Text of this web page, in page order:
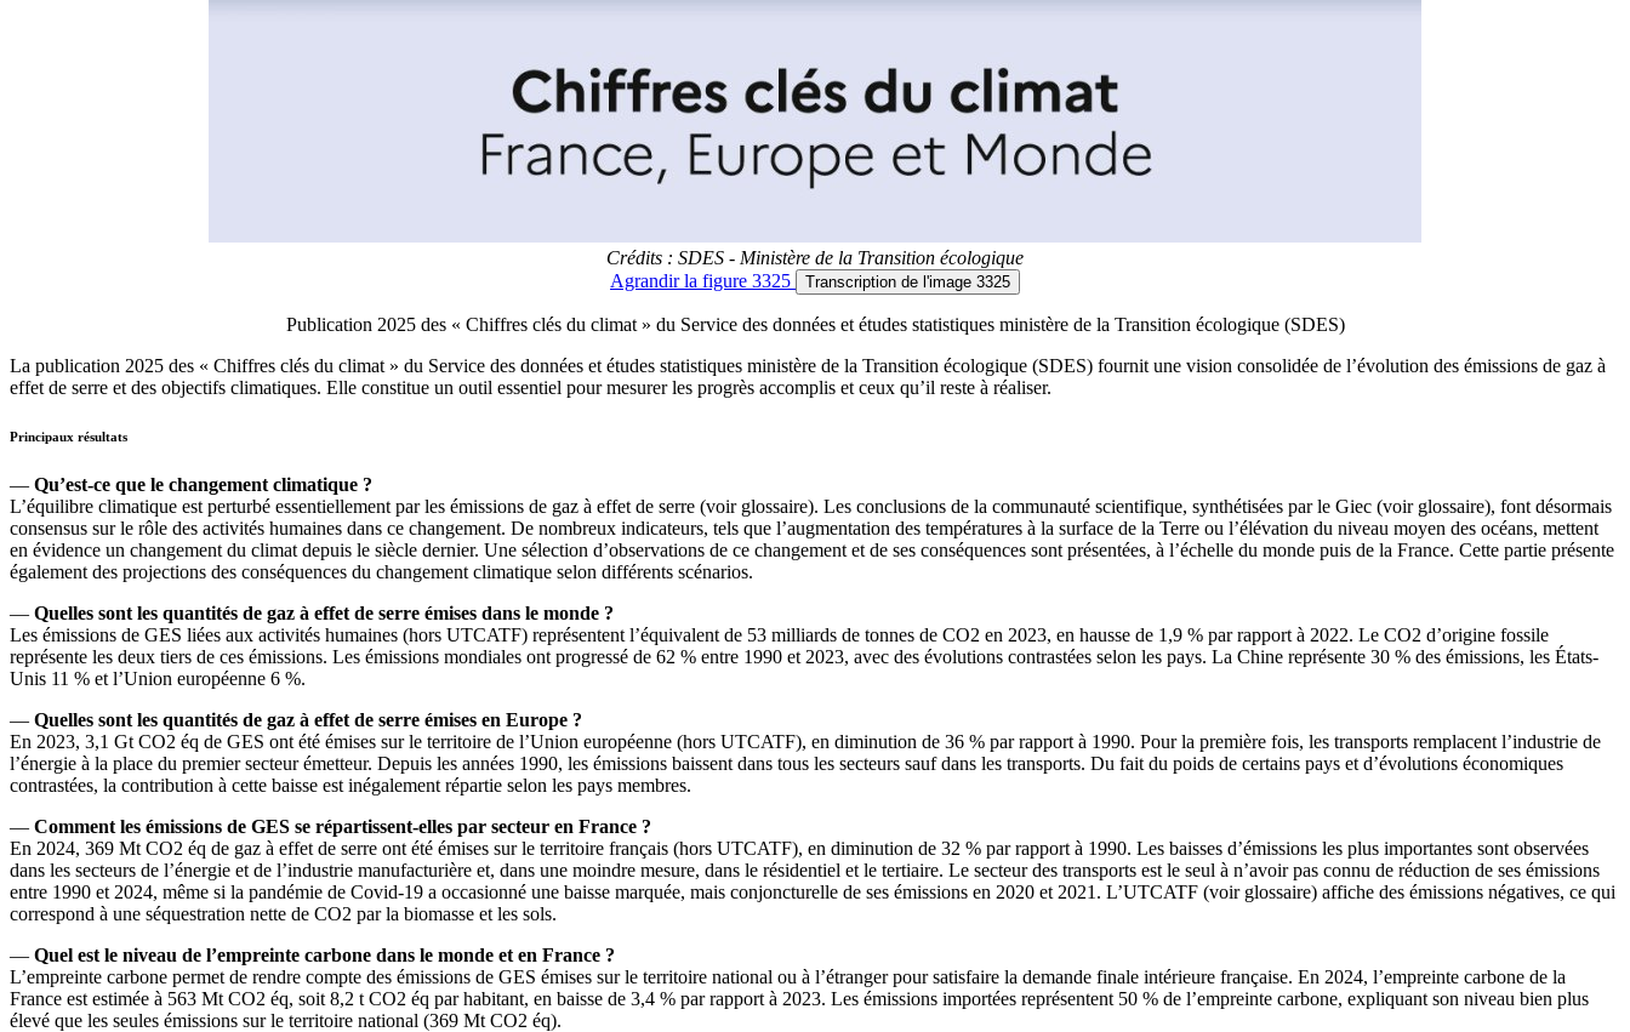
Crédits : SDES - Ministère de la Transition écologique
Agrandirla figure 3325 Transcription de l'image 3325
Publication 2025 des « Chiffres clés du climat » du Service des données et études statistiques ministère de la Transition écologique (SDES)
La publication 2025 des « Chiffres clés du climat » du Service des données et études statistiques ministère de la Transition écologique (SDES) fournit une vision consolidée de l’évolution des émissions de gaz à
effet de serre et des objectifs climatiques. Elle constitue un outil essentiel pour mesurer les progrès accomplis et ceux qu’il reste à réaliser.
Principaux résultats
— Qu’est-ce que le changement climatique ?
L’équilibre climatique est perturbé essentiellement par les émissions de gaz à effet de serre (voir glossaire). Les conclusions de la communauté scientifique, synthétisées par le Giec (voir glossaire), font désormais
consensus sur le rôle des activités humaines dans ce changement. De nombreux indicateurs, tels que l’augmentation des températures à la surface de la Terre ou l’élévation du niveau moyen des océans, mettent
en évidence un changement du climat depuis le siècle dernier. Une sélection d’observations de ce changement et de ses conséquences sont présentées, à l’échelle du monde puis de la France. Cette partie présente
également des projections des conséquences du changement climatique selon différents scénarios.
— Quelles sont les quantités de gaz à effet de serre émises dans le monde ?
Les émissions de GES liées aux activités humaines (hors UTCATF) représentent l’équivalent de 53 milliards de tonnes de CO2 en 2023, en hausse de 1,9 % par rapport à 2022. Le CO2 d’origine fossile
représente les deux tiers de ces émissions. Les émissions mondiales ont progressé de 62 % entre 1990 et 2023, avec des évolutions contrastées selon les pays. La Chine représente 30 % des émissions, les États-
Unis 11 % et l’Union européenne 6 %.
— Quelles sont les quantités de gaz à effet de serre émises en Europe ?
En 2023, 3,1 Gt CO2 éq de GES ont été émises sur le territoire de l’Union européenne (hors UTCATF), en diminution de 36 % par rapport à 1990. Pour la première fois, les transports remplacent l’industrie de
l’énergie à la place du premier secteur émetteur. Depuis les années 1990, les émissions baissent dans tous les secteurs sauf dans les transports. Du fait du poids de certains pays et d’évolutions économiques
contrastées, la contribution à cette baisse est inégalement répartie selon les pays membres.
— Comment les émissions de GES se répartissent-elles par secteur en France ?
En 2024, 369 Mt CO2 éq de gaz à effet de serre ont été émises sur le territoire français (hors UTCATF), en diminution de 32 % par rapport à 1990. Les baisses d’émissions les plus importantes sont observées
dans les secteurs de l’énergie et de l’industrie manufacturière et, dans une moindre mesure, dans le résidentiel et le tertiaire. Le secteur des transports est le seul à n’avoir pas connu de réduction de ses émissions
entre 1990 et 2024, même si la pandémie de Covid-19 a occasionné une baisse marquée, mais conjoncturelle de ses émissions en 2020 et 2021. L’UTCATF (voir glossaire) affiche des émissions négatives, ce qui
correspond à une séquestration nette de CO2 par la biomasse et les sols.
— Quel est le niveau de l’empreinte carbone dans le monde et en France ?
L’empreinte carbone permet de rendre compte des émissions de GES émises sur le territoire national ou à l’étranger pour satisfaire la demande finale intérieure française. En 2024, l’empreinte carbone de la
France est estimée à 563 Mt CO2 éq, soit 8,2 t CO2 éq par habitant, en baisse de 3,4 % par rapport à 2023. Les émissions importées représentent 50 % de l’empreinte carbone, expliquant son niveau bien plus
élevé que les seules émissions sur le territoire national (369 Mt CO2 éq).